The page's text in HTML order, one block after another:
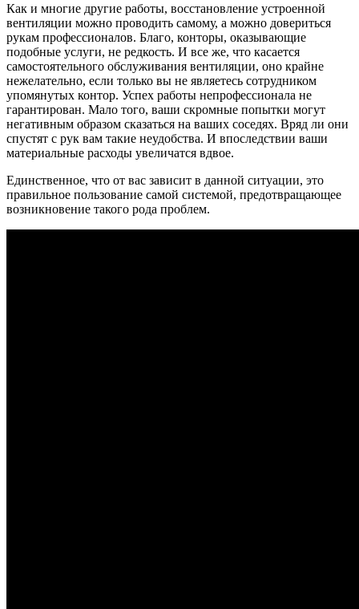
Как и многие другие работы, восстановление устроенной
вентиляции можно проводить самому, а можно довериться
рукам профессионалов. Благо, конторы, оказывающие
подобные услуги, не редкость. И все же, что касается
самостоятельного обслуживания вентиляции, оно крайне
нежелательно, если только вы не являетесь сотрудником
упомянутых контор. Успех работы непрофессионала не
гарантирован. Мало того, ваши скромные попытки могут
негативным образом сказаться на ваших соседях. Вряд ли они
спустят с рук вам такие неудобства. И впоследствии ваши
материальные расходы увеличатся вдвое.
Единственное, что от вас зависит в данной ситуации, это
правильное пользование самой системой, предотвращающее
возникновение такого рода проблем.